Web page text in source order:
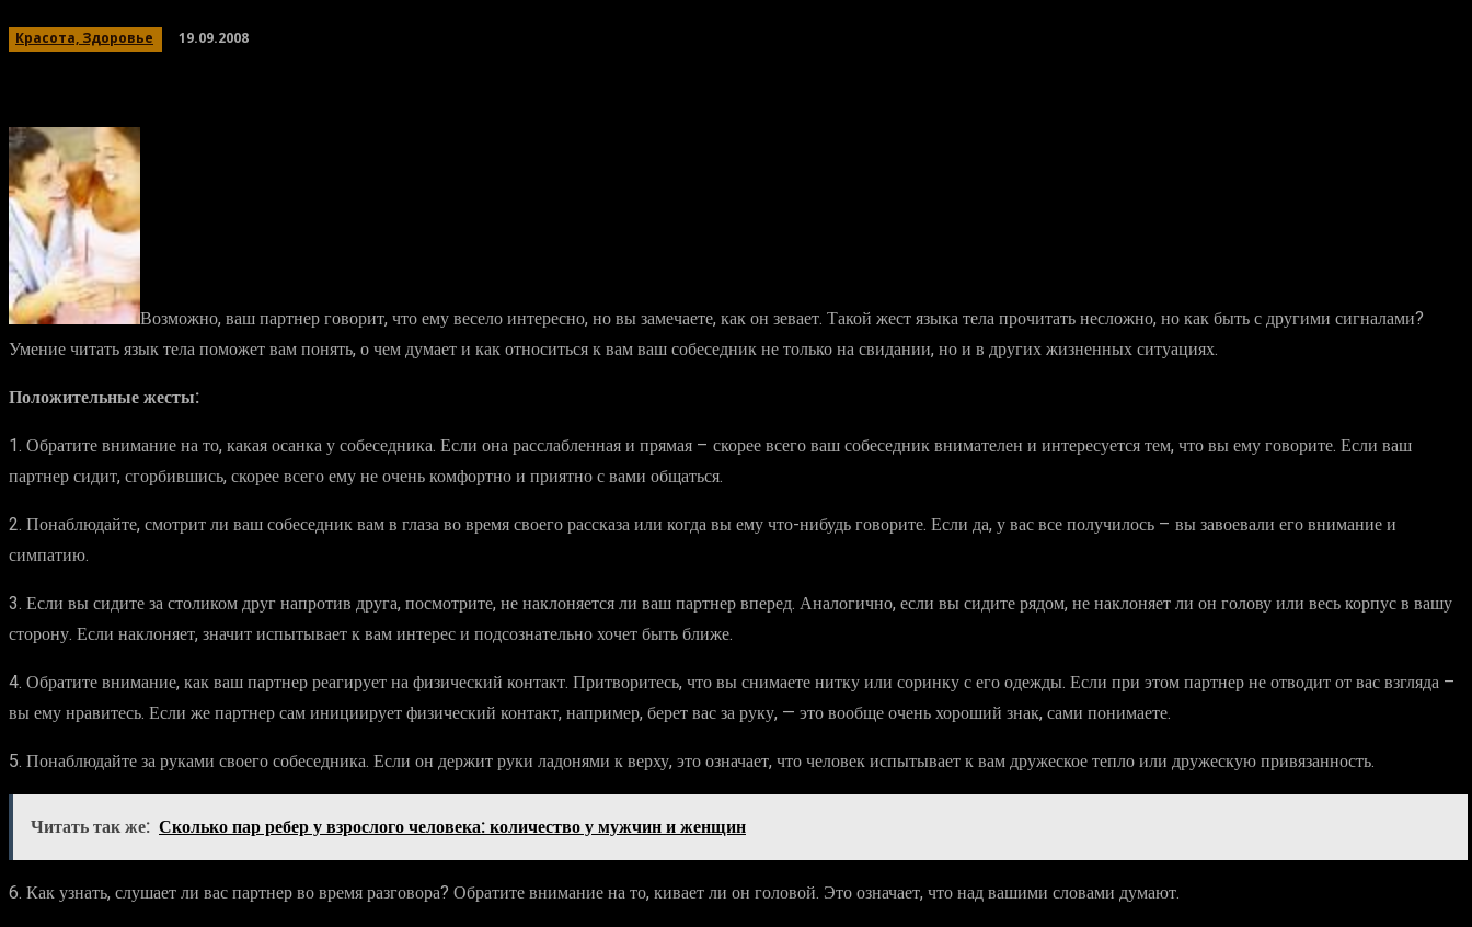
Красота, Здоровье 19.09.2008
Возможно, ваш партнер говорит, что ему весело интересно, но вы замечаете, как он зевает. Такой жест языка тела прочитать несложно, но как быть с другими сигналами?
Умение читать язык тела поможет вам понять, о чем думает и как относиться к вам ваш собеседник не только на свидании, но и в других жизненных ситуациях.
Положительные жесты:
1. Обратите внимание на то, какая осанка у собеседника. Если она расслабленная и прямая – скорее всего ваш собеседник внимателен и интересуется тем, что вы ему говорите. Если ваш
партнер сидит, сгорбившись, скорее всего ему не очень комфортно и приятно с вами общаться.
2. Понаблюдайте, смотрит ли ваш собеседник вам в глаза во время своего рассказа или когда вы ему что-нибудь говорите. Если да, у вас все получилось – вы завоевали его внимание и
симпатию.
3. Если вы сидите за столиком друг напротив друга, посмотрите, не наклоняется ли ваш партнер вперед. Аналогично, если вы сидите рядом, не наклоняет ли он голову или весь корпус в вашу
сторону. Если наклоняет, значит испытывает к вам интерес и подсознательно хочет быть ближе.
4. Обратите внимание, как ваш партнер реагирует на физический контакт. Притворитесь, что вы снимаете нитку или соринку с его одежды. Если при этом партнер не отводит от вас взгляда –
вы ему нравитесь. Если же партнер сам инициирует физический контакт, например, берет вас за руку, — это вообще очень хороший знак, сами понимаете.
5. Понаблюдайте за руками своего собеседника. Если он держит руки ладонями к верху, это означает, что человек испытывает к вам дружеское тепло или дружескую привязанность.
Читать так же: Сколько пар ребер у взрослого человека: количество у мужчин и женщин
6. Как узнать, слушает ли вас партнер во время разговора? Обратите внимание на то, кивает ли он головой. Это означает, что над вашими словами думают.